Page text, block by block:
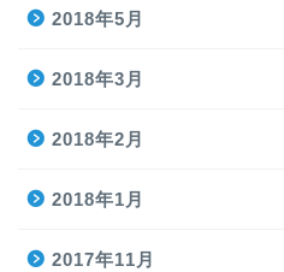
2018年5月
2018年3月
2018年2月
2018年1月
2017年11月